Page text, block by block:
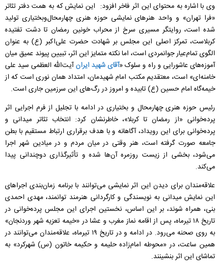
وی با اشاره به محتوای این اثر فاخر افزود: این نمایش که به همت دفتر تئاتر
«فرا تهران» و واحد هنرهای نمایشی حوزه هنری چهارمحال‌وبختیاری تولید
شده است، روایتگر مسیری سرخ از محراب خونین رمضان تا دشت تفتیده
کربلاست، تمرکز اصلی این مجلس بر شهادت حضرت علی‌اکبر (ع) به عنوان
الگوی تمام‌عیار جوانمردی است، اما نکته متمایز این اثر، تبیین پیوند عمیق میان
آموزه‌های عاشورایی و راه و سلوک «آقای شهید ایرانآیت‌الله العظمی سید علی
خامنه‌ای» است، معتقدیم مکتب امام شهیدمان، امتداد همان نوری است که از
خیمه‌گاه امام حسین (ع) تابیده و امروز در رگ‌های این سرزمین جاری است.
رئیس حوزه هنری چهارمحال و بختیاری در ادامه با تجلیل از فرم اجرایی اثر
پرده‌خوانی «از رمضان تا کربلا»، خاطرنشان کرد: انتخاب تئاتر میدانی و
پرده‌خوانی برای این رویداد، آگاهانه و با هدف برقراری ارتباط مستقیم با بطن
جامعه صورت گرفته است، هنر وقتی در میان مردم و در میادین شهر اجرا
می‌شود، بخشی از زیست روزمره آن‌ها شده و تأثیرگذاری دوچندانی پیدا
می‌کند.
علاقه‌مندان برای دیدن این اثر نمایشی می‌توانند با برنامه زمان‌بندی اجراهای
این نمایش میدانی به نویسندگی و کارگردانی هنرمند توانمند، مهدی احمدی
بنی، همراه شوند، بر این اساس، نخستین اجرای این مجلس پرده‌خوانی در
تاریخ ۱۸ تیرماه، پس از اقامه نماز مغرب و عشا در «خیمه تعزیه شهر وردنجان»
به روی صحنه می‌رود. در ادامه و در تاریخ ۱۹ تیرماه، علاقه‌مندان می‌توانند در
همین ساعت، در «محوطه امام‌زاده حلیمه و حکیمه خاتون (س) شهرکرد» به
تماشای این اثر بنشینند.